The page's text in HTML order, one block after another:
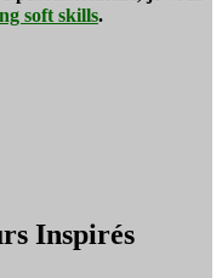
soft skills.
Inspirés